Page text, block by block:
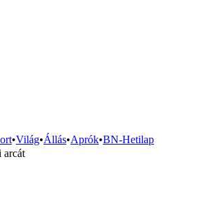
•Világ•Állás•Aprók•BN-Hetilap
arcát